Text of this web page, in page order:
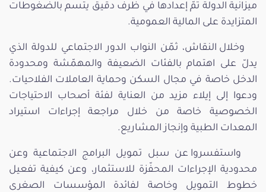
ميزانية الدولة تمّ إعدادها في ظرف دقيق يتسم بالضغوطات
المتزايدة على المالية العمومية.
وخلال النقاش، ثمّن النواب الدور الاجتماعي للدولة الذي
يدلّ على اهتمام بالفئات الضعيفة والمهمّشة ومحدودة
الدخل خاصة في مجال السكن وحماية العاملات الفلاحيات.
ودعوا إلى إيلاء مزيد من العناية لفئة أصحاب الاحتياجات
الخصوصية خاصة من خلال مراجعة إجراءات استيراد
المعدات الطبية وإنجاز المشاريع.
واستفسروا عن سبل تمويل البرامج الاجتماعية وعن
محدودية الإجراءات المحفّزة للاستثمار، وعن كيفية تفعيل
خطوط التمويل وخاصة لفائدة المؤسسات الصغرى